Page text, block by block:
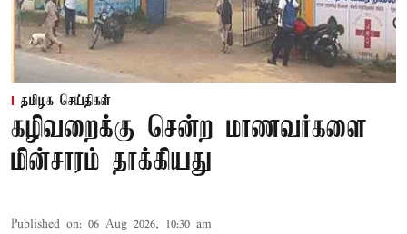
தமிழக செய்திகள்
கழிவறைக்கு சென்ற மாணவர்களை
மின்சாரம் தாக்கியது
Published on: 06 Aug 2026, 10:30 am